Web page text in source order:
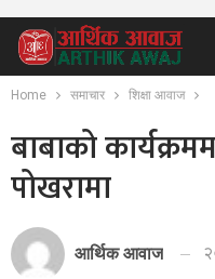
Home समाचार शिक्षा आवाज
बाबाको
पोखरामा
आर्थिक आवाज